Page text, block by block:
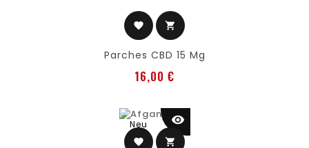
favorite shopping_cart
Parches CBD 15 Mg
16,00 €
Neu
favorite shopping_cart
visibility